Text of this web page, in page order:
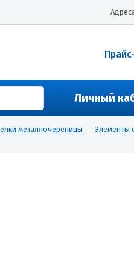
Личный
металлочерепицы
Элементы